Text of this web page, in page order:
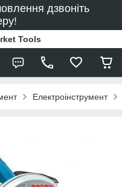
дзвоніть
Tools
Електроінструмент